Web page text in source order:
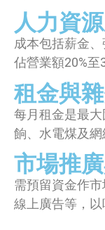
人力資
成本包括薪金
佔營業額20%至
租金與
每月租金是最
餉、水電煤及網
市場推
需預留資金作市
線上廣告等，以